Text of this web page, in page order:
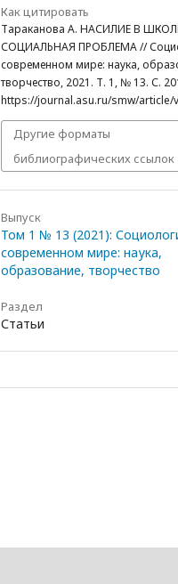
Как цитировать
Тараканова А. НАСИЛИЕ В
СОЦИАЛЬНАЯ ПРОБЛЕМА //
современном мире: наука,
творчество, 2021. Т. 1, № 13. С.
https://journal.asu.ru/smw/article/
Другие форматы
библиографических ссылок
Выпуск
Том 1 № 13 (2021):
современном мире: наука,
образование, творчество
Раздел
Статьи